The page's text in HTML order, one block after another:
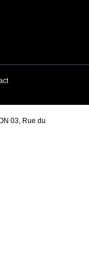
03, Rue du